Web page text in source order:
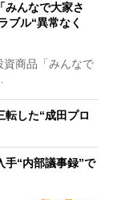
みんなで大家さ
ブル“異常なく
商品「みんなで
転した“成田プロ
手“内部議事録”で